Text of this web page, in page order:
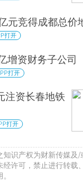
元竞得成都总价
打开
增资财务子公司
打开
注资长春地铁
打开
知识产权为财新传媒及/
经许可，禁止进行转载